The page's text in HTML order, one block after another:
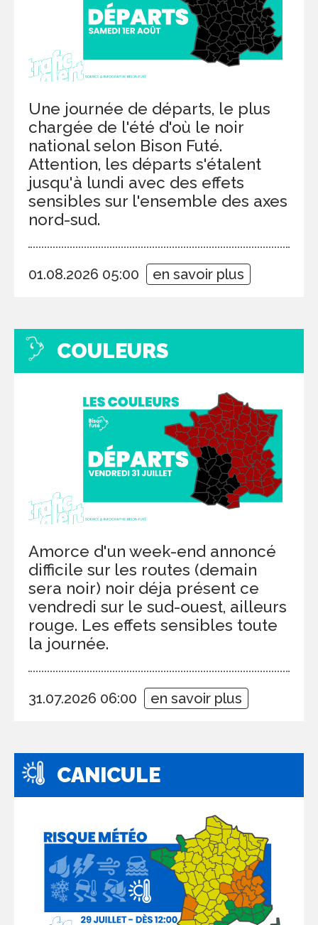
Une journée de départs, le plus
chargée de l'été d'où le noir
national selon Bison Futé.
Attention, les départs s'étalent
jusqu'à lundi avec des effets
sensibles sur l'ensemble des axes
nord-sud.
01.08.2026 05:00 en savoir plus
COULEURS
Amorce d'un week-end annoncé
difficile sur les routes (demain
sera noir) noir déja présent ce
vendredi sur le sud-ouest, ailleurs
rouge. Les effets sensibles toute
la journée.
31.07.2026 06:00 en savoir plus
CANICULE